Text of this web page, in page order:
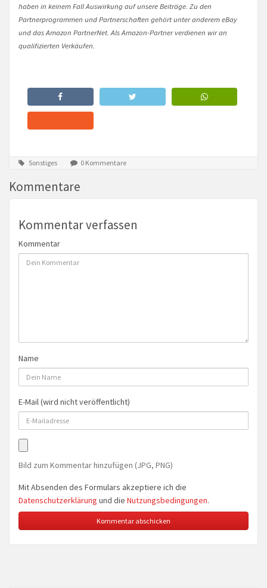
haben in keinem Fall Auswirkung auf unsere Beiträge. Zu den
Partnerprogrammen und Partnerschaften gehört unter anderem eBay
und das Amazon PartnerNet. Als Amazon-Partner verdienen wir an
qualifizierten Verkäufen.
Sonstiges 0 Kommentare
Kommentare
Kommentar verfassen
Kommentar
Name
E-Mail (wird nicht veröffentlicht)
Bild zum Kommentar hinzufügen (JPG, PNG)
Mit Absenden des Formulars akzeptiere ich die
Datenschutzerklärung und die Nutzungsbedingungen.